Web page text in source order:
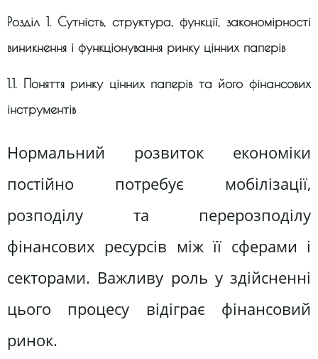
Розділ 1. Сутність, структура, функції, закономірності
виникнення і функціонування ринку цінних паперів
1.1. Поняття ринку цінних паперів та його фінансових
інструментів
Нормальний розвиток економіки
постійно потребує мобілізації,
розподілу та перерозподілу
фінансових ресурсів між її сферами і
секторами. Важливу роль у здійсненні
цього процесу відіграє фінансовий
ринок.